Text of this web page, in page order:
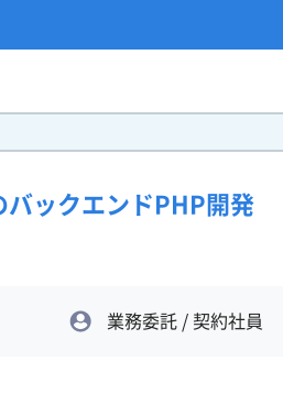
バックエンドPHP開発
業務委託 / 契約社員